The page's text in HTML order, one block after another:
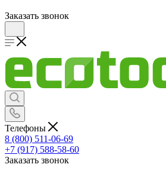
Заказать звонок
Телефоны
8 (800) 511-06-69
+7 (917) 588-58-60
Заказать звонок